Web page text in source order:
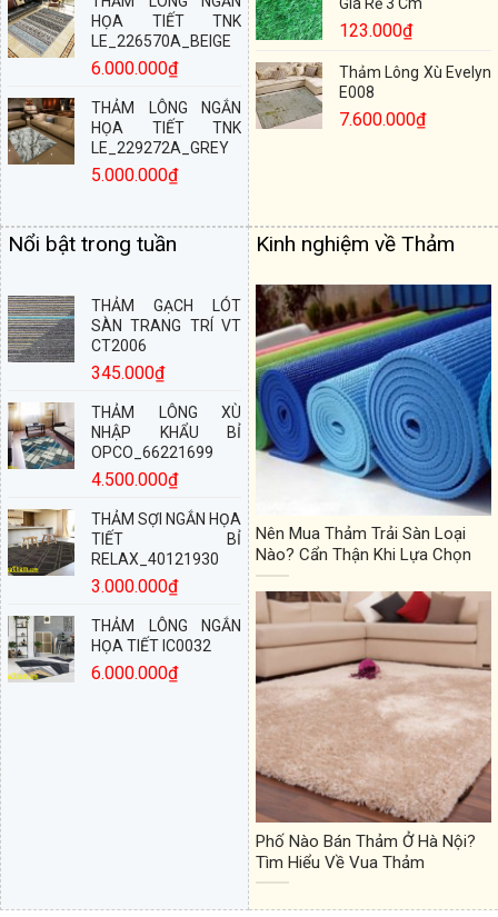
HỌA TIẾT TNK
LE_226570A_BEIGE
6.000.000₫
THẢM LÔNG NGẮN
HỌA TIẾT TNK
LE_229272A_GREY
5.000.000₫
Giá Rẻ 3 Cm
123.000₫
Thảm Lông Xù Evelyn
E008
7.600.000₫
Nổi bật trong tuần
THẢM GẠCH LÓT
SÀN TRANG TRÍ VT
CT2006
345.000₫
THẢM LÔNG XÙ
NHẬP KHẨU BỈ
OPCO_66221699
4.500.000₫
THẢM SỢI NGẮN HỌA
TIẾT BỈ
RELAX_40121930
3.000.000₫
THẢM LÔNG NGẮN
HỌA TIẾT IC0032
6.000.000₫
Kinh nghiệm về Thảm
Nên Mua Thảm Trải Sàn Loại
Nào? Cẩn Thận Khi Lựa Chọn
Phố Nào Bán Thảm Ở Hà Nội?
Tìm Hiểu Về Vua Thảm